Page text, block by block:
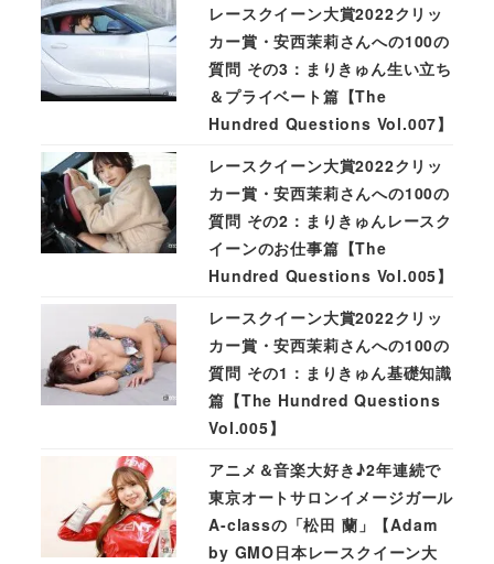
レースクイーン大賞2022クリッ
カー賞・安西茉莉さんへの100の
質問 その3：まりきゅん生い立ち
＆プライベート篇【The
Hundred Questions Vol.007】
レースクイーン大賞2022クリッ
カー賞・安西茉莉さんへの100の
質問 その2：まりきゅんレースク
イーンのお仕事篇【The
Hundred Questions Vol.005】
レースクイーン大賞2022クリッ
カー賞・安西茉莉さんへの100の
質問 その1：まりきゅん基礎知識
篇【The Hundred Questions
Vol.005】
アニメ＆音楽大好き♪2年連続で
東京オートサロンイメージガール
A-classの「松田 蘭」【Adam
by GMO日本レースクイーン大